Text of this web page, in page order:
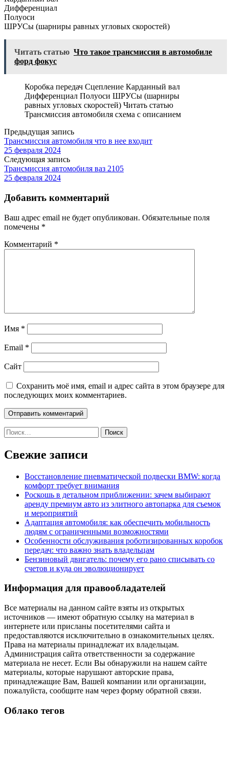
Дифференциал
Полуоси
ШРУСы (шарниры равных угловых скоростей)
Читать статью Что такое трансмиссия в автомобиле
форд фокус
Коробка передач Сцепление Карданный вал
Дифференциал Полуоси ШРУСы (шарниры
равных угловых скоростей) Читать статью
Трансмиссия автомобиля схема с описанием
Предыдущая запись
Трансмиссия автомобиля что в нее входит
25 февраля 2024
Следующая запись
Трансмиссия автомобиля ваз 2105
25 февраля 2024
Добавить комментарий
Ваш адрес email не будет опубликован. Обязательные поля
помечены *
Комментарий *
Имя *
Email *
Сайт
Сохранить моё имя, email и адрес сайта в этом браузере для
последующих моих комментариев.
Найти:
Свежие записи
Восстановление пневматической подвески BMW: когда
комфорт требует внимания
Роскошь в детальном приближении: зачем выбирают
аренду премиум авто из элитного автопарка для съемок
и мероприятий
Адаптация автомобиля: как обеспечить мобильность
людям с ограниченными возможностями
Особенности обслуживания роботизированных коробок
передач: что важно знать владельцам
Бензиновый двигатель: почему его рано списывать со
счетов и куда он эволюционирует
Информация для правообладателей
Все материалы на данном сайте взяты из открытых
источников — имеют обратную ссылку на материал в
интернете или присланы посетителями сайта и
предоставляются исключительно в ознакомительных целях.
Права на материалы принадлежат их владельцам.
Администрация сайта ответственности за содержание
материала не несет. Если Вы обнаружили на нашем сайте
материалы, которые нарушают авторские права,
принадлежащие Вам, Вашей компании или организации,
пожалуйста, сообщите нам через форму обратной связи.
Облако тегов